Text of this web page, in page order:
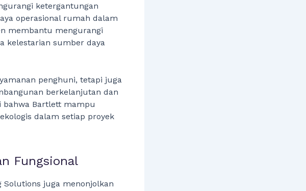
ketergantungan
operasional rumah dalam
membantu mengurangi
kelestarian sumber daya
penghuni, tetapi juga
berkelanjutan dan
Bartlett mampu
dalam setiap proyek
Fungsional
Solutions juga menonjolkan